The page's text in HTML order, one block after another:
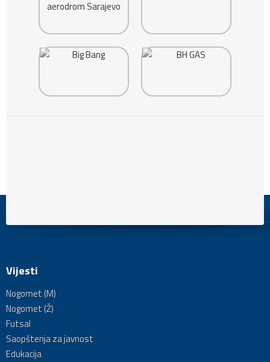
Vijesti
Nogomet (M)
Nogomet (Ž)
Futsal
Saopštenja za javnost
Edukacija